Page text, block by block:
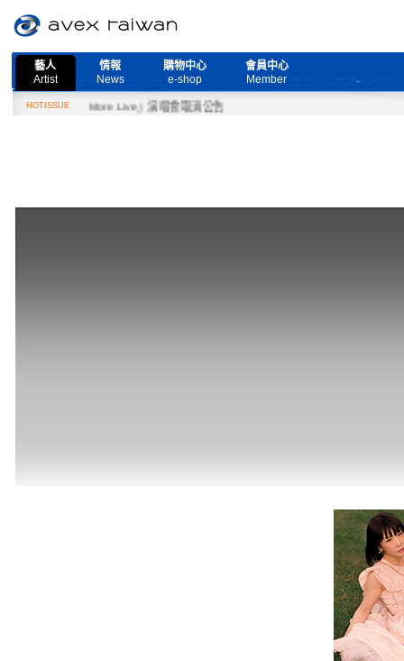
藝人
Artist
情報
News
購物中心
e-shop
會員中心
Member
HOTISSUE
More Live』演唱會取消公告